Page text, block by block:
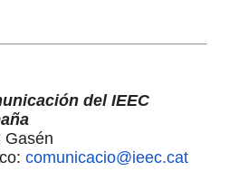
del IEEC
Gasén
comunicacio@ieec.cat